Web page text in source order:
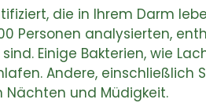
die in Ihrem Darm
Personen analysierten,
Einige Bakterien, wie
Andere, einschließlich
und Müdigkeit.